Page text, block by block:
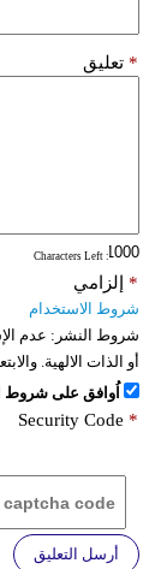
تعليق *
: Characters Left
إلزامي *
شروط الاستخدام
شروط النشر: عدم
أو الذات الالهية.
اُوافق على شروط
Security Code *
أرسل التعليق